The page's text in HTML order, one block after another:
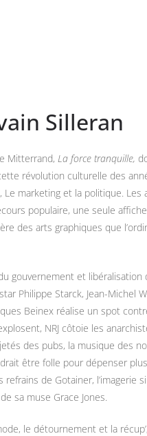
Silleran
Mitterrand, La force tranquille,
révolution culturelle des
marketing et la politique. Les
populaire, une seule
des arts graphiques que
gouvernement et libéralisation
Philippe Starck, Jean-Michel
Beinex réalise un spot
NRJ côtoie les
des pubs, la musique des
être folle pour dépenser
de Gotainer, l’imagerie
sa muse Grace Jones.
le détournement et la